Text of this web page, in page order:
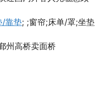
/靠垫; ;窗帘;床单/罩;坐
州高桥卖面桥